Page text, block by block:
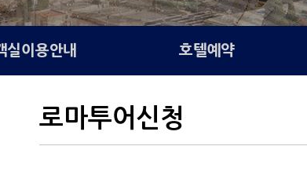
실이용안내 호텔예약
로마투어신청